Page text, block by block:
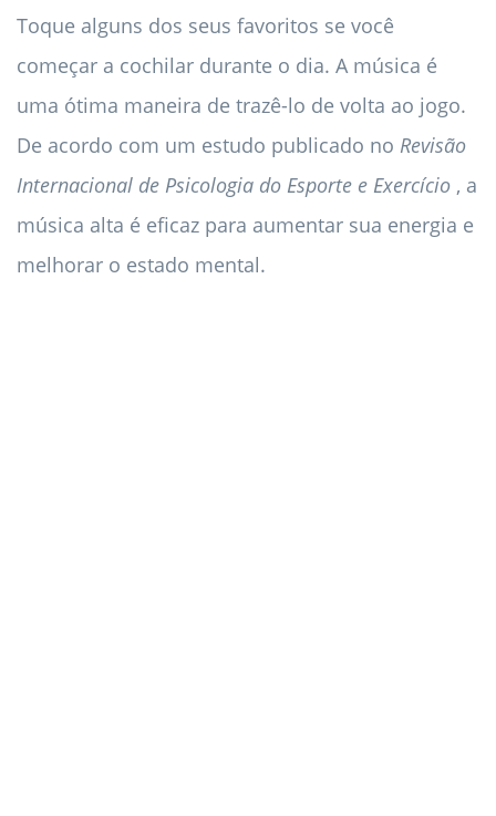
Toque alguns dos seus favoritos se você
começar a cochilar durante o dia. A música é
uma ótima maneira de trazê-lo de volta ao jogo.
De acordo com um estudo publicado no Revisão
Internacional de Psicologia do Esporte e Exercício , a
música alta é eficaz para aumentar sua energia e
melhorar o estado mental.